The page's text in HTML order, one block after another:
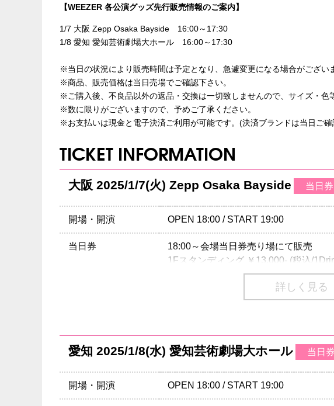
【WEEZER 各公演グッズ先行販売情報のご案内】
1/7 大阪 Zepp Osaka Bayside 16:00～17:30
1/8 愛知 愛知芸術劇場大ホール 16:00～17:30
※当日の状況により販売時間は予定となり、急遽変更になる場合がござい
※商品、販売価格は当日売場でご確認下さい。
※ご購入後、不良品以外の返品・交換は一切致しませんので、サイズ・色
※数に限りがございますので、予めご了承ください。
※お支払いは現金と電子決済ご利用が可能です。(決済ブランドは当日ご確
TICKET INFORMATION
大阪 2025/1/7(火) Zepp Osaka Bayside 当日
開場・開演 OPEN 18:00 / START 19:00
当日券
18:00～会場当日券売り場にて販売
1Fスタンディング ￥13,000- (税込/
1Fスタンディング ￥12,000- (税込/
2F指定席 ￥15,000- (税込/1Drink別)
チケット先行
クリエイティブマン 3A 会員先行
クリエイティブマン モバイル 会員先行
期間：8/16(金)18:00～8/20(火)18:00
詳しく見る
愛知 2025/1/8(水) 愛知芸術劇場大ホール 当日
開場・開演 OPEN 18:00 / START 19:00